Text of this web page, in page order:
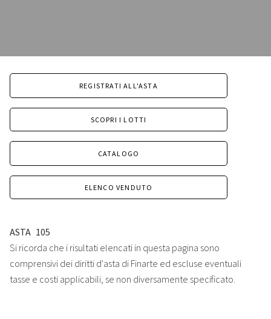
REGISTRATI ALL'ASTA
SCOPRI I LOTTI
CATALOGO
ELENCO VENDUTO
ASTA 105
Si ricorda che i risultati elencati in questa pagina sono
comprensivi dei diritti d'asta di Finarte ed escluse eventuali
tasse e costi applicabili, se non diversamente specificato.